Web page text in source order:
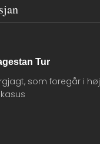
Tur
som foregår i